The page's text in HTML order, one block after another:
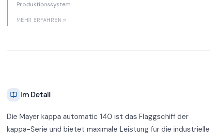
Produktionssystem.
MEHR ERFAHREN
Im Detail
Die Mayer kappa automatic 140 ist das Flaggschiff der
kappa-Serie und bietet maximale Leistung für die industrielle